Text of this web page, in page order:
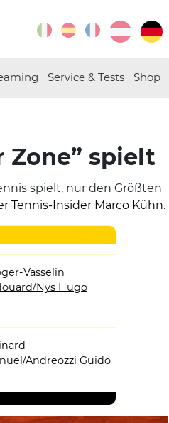
Service & Tests Shop
Zone” spielt
spielt, nur den Größten
Tennis-Insider Marco Kühn.
Vasselin
Nys Hugo
Andreozzi Guido